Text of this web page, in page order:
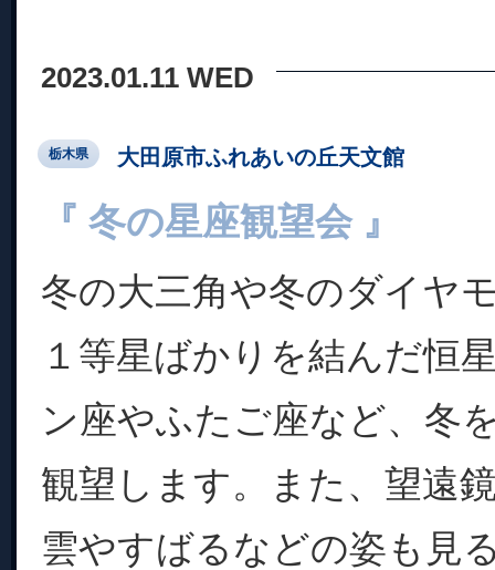
2023.01.11 WED
栃木県 大田原市ふれあいの丘天文館
『 冬の星座観望会 』
冬の大三角や冬のダイヤ
１等星ばかりを結んだ恒
ン座やふたご座など、冬
観望します。また、望遠
雲やすばるなどの姿も見